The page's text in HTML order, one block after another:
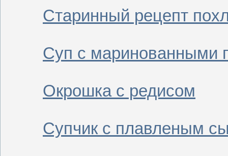
Старинный рецепт
Суп с маринованными
Окрошка с редисом
Супчик с плавленым